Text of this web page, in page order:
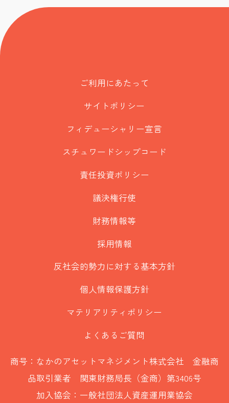
ご利用にあたって
サイトポリシー
フィデューシャリー宣言
スチュワードシップコード
責任投資ポリシー
議決権行使
財務情報等
採用情報
反社会的勢力に対する基本方針
個人情報保護方針
マテリアリティポリシー
よくあるご質問
商号：なかのアセットマネジメント株式会社 金融商
品取引業者 関東財務局長（金商）第3406号
加入協会：一般社団法人資産運用業協会